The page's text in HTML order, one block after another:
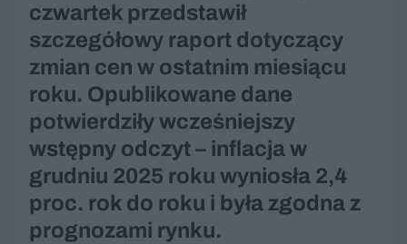
czwartek przedstawił
szczegółowy raport dotyczący
zmian cen w ostatnim miesiącu
roku. Opublikowane dane
potwierdziły wcześniejszy
wstępny odczyt – inflacja w
grudniu 2025 roku wyniosła 2,4
proc. rok do roku i była zgodna z
prognozami rynku.